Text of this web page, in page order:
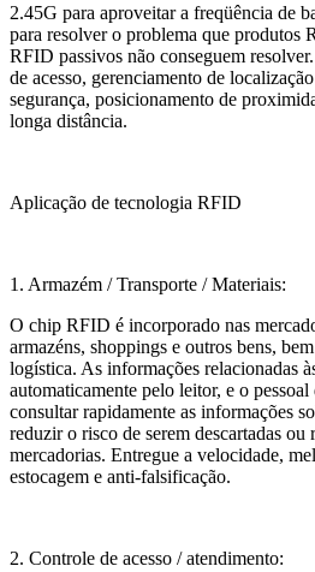
2.45G para aproveitar a freqüência de
para resolver o problema que produtos
RFID passivos não conseguem
de acesso, gerenciamento de
segurança, posicionamento de
longa distância.
Aplicação de tecnologia RFID
1. Armazém / Transporte / Materiais:
O chip RFID é incorporado nas
armazéns, shoppings e outros bens,
logística. As informações relacionadas
automaticamente pelo leitor, e o
consultar rapidamente as informações
reduzir o risco de serem descartadas ou
mercadorias. Entregue a velocidade,
estocagem e anti-falsificação.
2. Controle de acesso / atendimento: